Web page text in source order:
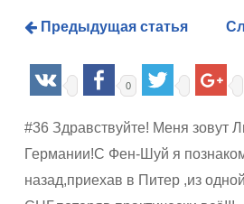
Предыдущая статья
0
#36 Здравствуйте! Меня зовут
Германии!С Фен-Шуй я
назад,приехав в Питер ,из